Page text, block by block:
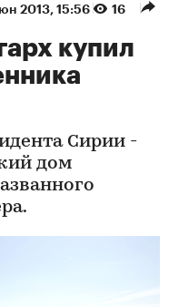
2013, 15:56 16
купил
Сирии -
дом